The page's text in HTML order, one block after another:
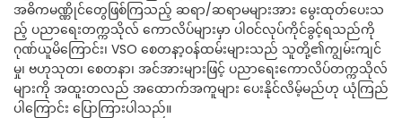
အဓိကမဏ္ဏိုင်တွေဖြစ်ကြသည့် ဆရာ/ဆရာမများအား မွေးထုတ်ပေးသ
ည့် ပညာရေးတက္ကသိုလ် ကောလိပ်များမှာ ပါဝင်လုပ်ကိုင်ခွင့်ရသည်ကို
ဂုဏ်ယူမိကြောင်း၊ VSO စေတနာ့ဝန်ထမ်းများသည် သူတို့၏ကျွမ်းကျင်
မှု၊ ဗဟုသုတ၊ စေတနာ၊ အင်အားများဖြင့် ပညာရေးကောလိပ်တက္ကသိုလ်
များကို အထူးတလည် အထောက်အကူများ ပေးနိုင်လိမ့်မည်ဟု ယုံကြည်
ပါကြောင်း ပြောကြားပါသည်။